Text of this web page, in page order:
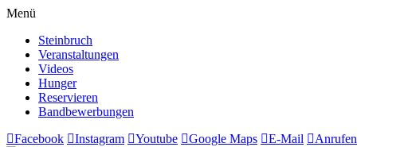
Menü
Steinbruch
Veranstaltungen
Videos
Hunger
Reservieren
Bandbewerbungen
Facebook
Instagram Youtube Google Maps E-Mail Anrufen